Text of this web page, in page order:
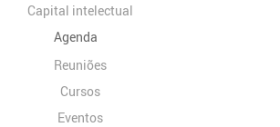
Capital intelectual
Agenda
Reuniões
Cursos
Eventos